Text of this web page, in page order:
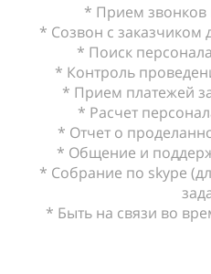
* Прием звонков
* Созвон с заказчиком
* Поиск
* Контроль
* Прием платежей
* Расчет
* Отчет о
* Общение и
* Собрание по skype
* Быть на связи во